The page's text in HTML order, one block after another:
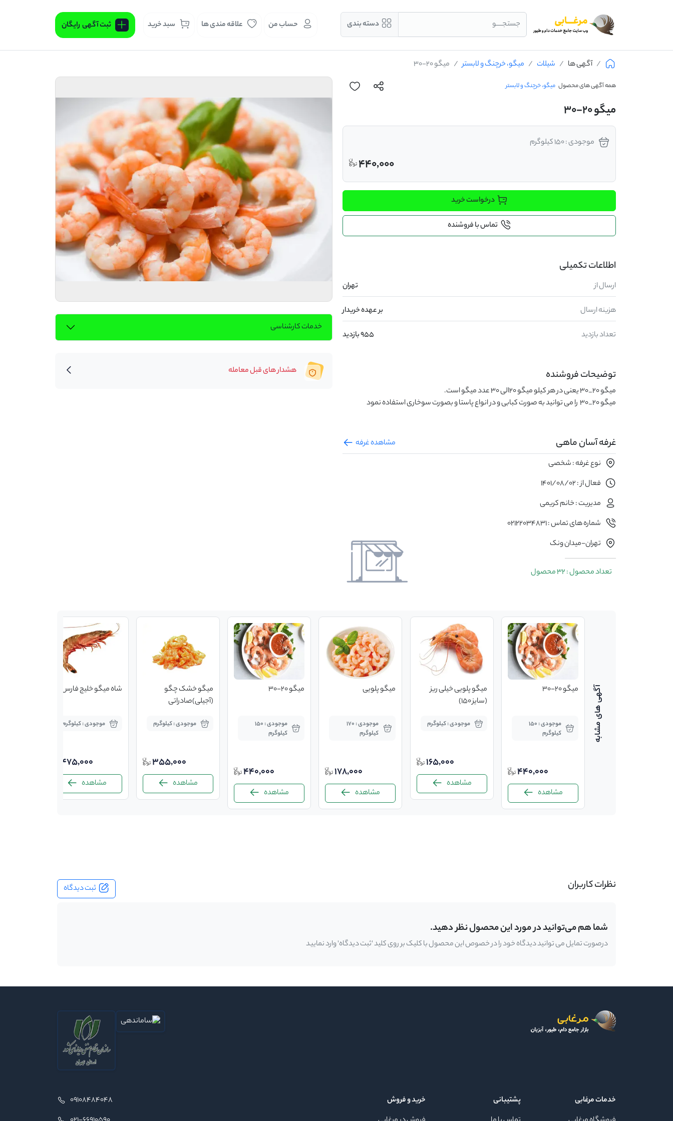
جستجــــو دسته بندی حساب من علاقه مندی ها سبد خرید ثبت آگهی رایگان
آگهی ها شیلات میگو، خرچنگ و لابستر میگو 20-30
همه آگهی های محصول میگو، خرچنگ و لابستر
میگو 20-30
موجودی : 150 کیلوگرم
440,000
درخواست خرید
تماس با فروشنده
اطلاعات تکمیلی
ارسال از تهران
هزینه ارسال بر عهده خریدار
تعداد بازدید 955 بازدید
توضیحات فروشنده
میگو ۲۰_۳۰  را می توانید به صورت کبابی و در انواع پاستا و بصورت سوخاری استفاده نمود
غرفه آسان ماهی
مشاهده غرفه
نوع غرفه : شخصی
فعال از : 1401/08/02
مدیریت : خانم کریمی
شماره های تماس : ۰۲۱۲۲۰۳۴۸۳۱
تهران-میدان ونک
تعداد محصول : 32 محصول
خدمات کارشناسی
هشدار های قبل معامله
سیست خشک آرتمیا گرید
میگو 20-30
موجودی : 150
کیلوگرم
440,000
مشاهده
میگو پلویی خیلی ریز
(سایز 150)
موجودی : کیلوگرم
165,000
مشاهده
میگو پلویی
موجودی : 170
کیلوگرم
178,000
مشاهده
میگو 20-30
موجودی : 150
کیلوگرم
440,000
مشاهده
میگو خشک چگو
(آجیلی)صادراتی
موجودی : کیلوگرم
355,000
مشاهده
شاه میگو خلیج فارس
موجودی : کیلوگرم
475,000
مشاهده
نظرات کاربران ثبت دیدگاه
شما هم می‌توانید در مورد این محصول نظر دهید.
درصورت تمایل می توانید دیدگاه خود را در خصوص این محصول با کلیک بر روی کلید 'ثبت دیدگاه' وارد نمایید
خدمات مرغابی
پشتیبانی
خرید و فروش
09108484048